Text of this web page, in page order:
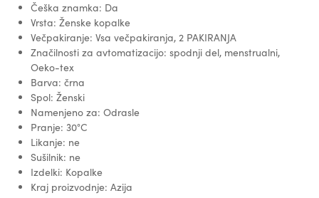
Češka znamka: Da
Vrsta: Ženske kopalke
Večpakiranje: Vsa večpakiranja, 2 PAKIRANJA
Značilnosti za avtomatizacijo: spodnji del, menstrualni,
Oeko-tex
Barva: črna
Spol: Ženski
Namenjeno za: Odrasle
Pranje: 30°C
Likanje: ne
Sušilnik: ne
Izdelki: Kopalke
Kraj proizvodnje: Azija